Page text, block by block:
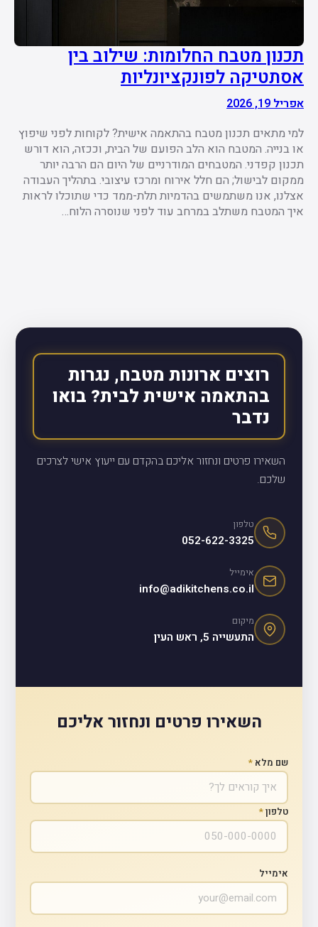
תכנון מטבח החלומות: שילוב בין
אסתטיקה לפונקציונליות
אפריל 19, 2026
למי מתאים תכנון מטבח בהתאמה אישית? לקוחות לפני שיפוץ
או בנייה. המטבח הוא הלב הפועם של הבית, וככזה, הוא דורש
תכנון קפדני. המטבחים המודרניים של היום הם הרבה יותר
ממקום לבישול; הם חלל אירוח ומרכז עיצובי. בתהליך העבודה
אצלנו, אנו משתמשים בהדמיות תלת-ממד כדי שתוכלו לראות
איך המטבח משתלב במרחב עוד לפני שנוסרה הלוח…
רוצים ארונות מטבח, נגרות
בהתאמה אישית לבית? בואו
נדבר
השאירו פרטים ונחזור אליכם בהקדם עם ייעוץ אישי לצרכים
שלכם.
טלפון
052-622-3325
אימייל
info@adikitchens.co.il
מיקום
התעשייה 5, ראש העין
השאירו פרטים ונחזור אליכם
שם מלא*
טלפון*
אימייל